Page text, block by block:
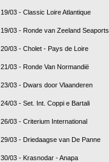
19/03 - Classic Loire Atlantique
19/03 - Ronde van Zeeland Seaports
20/03 - Cholet - Pays de Loire
21/03 - Ronde Van Normandië
23/03 - Dwars door Vlaanderen
24/03 - Set. Int. Coppi e Bartali
26/03 - Criterium International
29/03 - Driedaagse van De Panne
30/03 - Krasnodar - Anapa